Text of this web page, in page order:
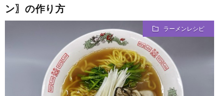
ル
ン〗の作り方
ラーメンレシピ